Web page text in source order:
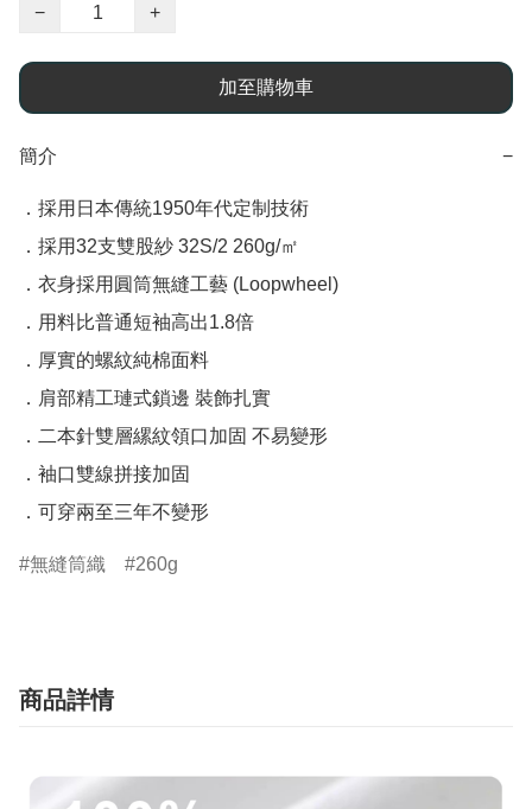
−
+
加至購物車
簡介 −
．採用日本傳統1950年代定制技術
．採用32支雙股紗 32S/2 260g/㎡
．衣身採用圓筒無縫工藝 (Loopwheel)
．用料比普通短袖高出1.8倍
．厚實的螺紋純棉面料
．肩部精工璉式鎖邊 裝飾扎實
．二本針雙層縲紋領口加固 不易變形
．袖口雙線拼接加固
．可穿兩至三年不變形
無縫筒織 260g
商品詳情